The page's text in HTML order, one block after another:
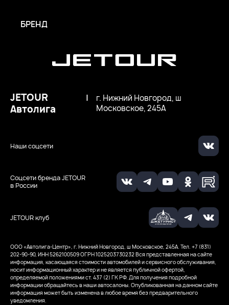
JETOUR клуб
Соцсети бренда JETOUR
в России
Наши соцсети
JETOUR
Автолига
|
г. Нижний Новгород, ш
Московское, 245А
БРЕНД
ООО «Автолига-Центр», г. Нижний Новгород, ш Московское, 245А. Тел. +7 (831)
202-90-90, ИНН 5262100509ОГРН 1025203730232Вся представленная на сайте
информация, касающаяся стоимости автомобилей и сервисного обслуживания,
носит информационный характер и не является публичной офертой,
определяемой положениями ст. 437 (2) ГК РФ. Для получения подробной
информации обращайтесь в наши автосалоны. Опубликованная на данном сайте
информация может быть изменена в любое время без предварительного
уведомления.